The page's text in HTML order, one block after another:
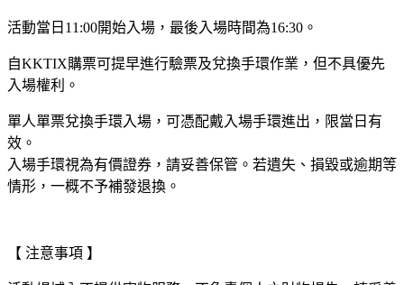
活動當日11:00開始入場，最後入場時間為16:30。
自KKTIX購票可提早進行驗票及兌換手環作業，但不具優先
入場權利。
單人單票兌換手環入場，可憑配戴入場手環進出，限當日有
效。
入場手環視為有價證券，請妥善保管。若遺失、損毀或逾期等
情形，一概不予補發退換。
【 注意事項 】